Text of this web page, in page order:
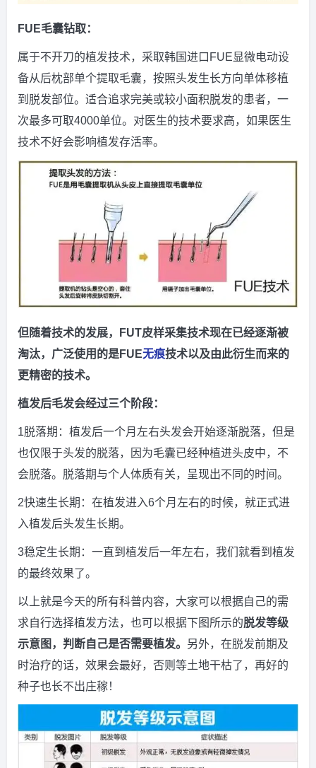
FUE毛囊钻取：
属于不开刀的植发技术，采取韩国进口FUE显微电动设
备从后枕部单个提取毛囊，按照头发生长方向单体移植
到脱发部位。适合追求完美或较小面积脱发的患者，一
次最多可取4000单位。对医生的技术要求高，如果医生
技术不好会影响植发存活率。
但随着技术的发展，FUT皮样采集技术现在已经逐渐被
淘汰，广泛使用的是FUE无痕技术以及由此衍生而来的
更精密的技术。
植发后毛发会经过三个阶段：
1脱落期：植发后一个月左右头发会开始逐渐脱落，但是
也仅限于头发的脱落，因为毛囊已经种植进头皮中，不
会脱落。脱落期与个人体质有关，呈现出不同的时间。
2快速生长期：在植发进入6个月左右的时候，就正式进
入植发后头发生长期。
3稳定生长期：一直到植发后一年左右，我们就看到植发
的最终效果了。
以上就是今天的所有科普内容，大家可以根据自己的需
求自行选择植发方法，也可以根据下图所示的脱发等级
示意图，判断自己是否需要植发。 另外，在脱发前期及
时治疗的话，效果会最好，否则等土地干枯了，再好的
种子也长不出庄稼！